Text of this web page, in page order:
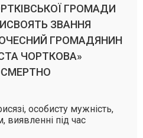
ГРОМАДИ
ЗВАННЯ
ГРОМАДЯНИН
ЧОРТКОВА»
особисту мужність,
виявленні під час